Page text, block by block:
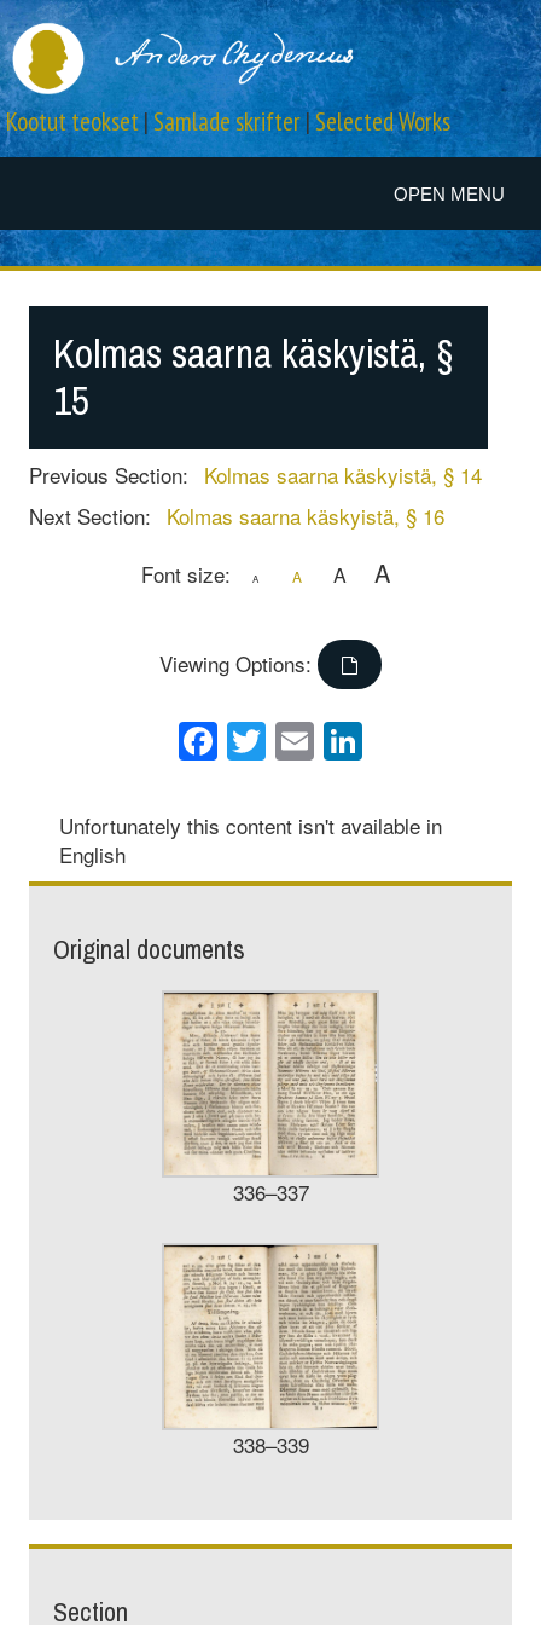
OPEN MENU
Kootut teokset|Samlade skrifter|Selected Works
Kolmas saarna käskyistä, §
15
Previous Section: Kolmas saarna käskyistä, § 14
Next Section: Kolmas saarna käskyistä, § 16
Font size:
A A A A
Viewing Options:
Facebook
Twitter
Email
Unfortunately this content isn't available in
English
Original documents
336–337
338–339
Section